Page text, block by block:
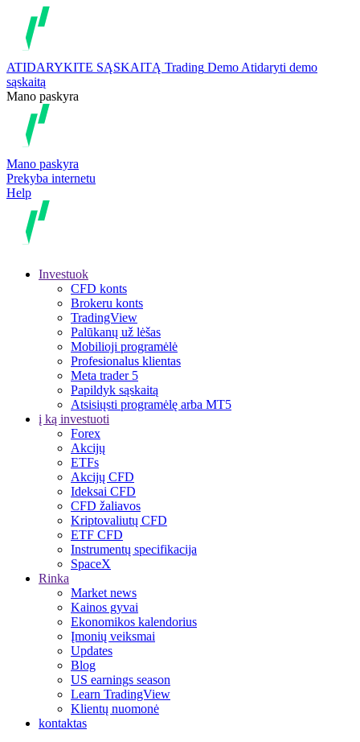
ATIDARYKITE SĄSKAITĄ Trading Demo Atidaryti demo
sąskaitą
Mano paskyra
Mano paskyra
Prekyba internetu
Help
Investuok
CFD konts
Brokeru konts
TradingView
Palūkanų už lėšas
Mobilioji programėlė
Profesionalus klientas
Meta trader 5
Papildyk sąskaitą
Atsisiųsti programėlę arba MT5
į ką investuoti
Forex
Akcijų
ETFs
Akcijų CFD
Ideksai CFD
CFD žaliavos
Kriptovaliutų CFD
ETF CFD
Instrumentų specifikacija
SpaceX
Rinka
Market news
Kainos gyvai
Ekonomikos kalendorius
Įmonių veiksmai
Updates
Blog
US earnings season
Learn TradingView
Klientų nuomonė
kontaktas